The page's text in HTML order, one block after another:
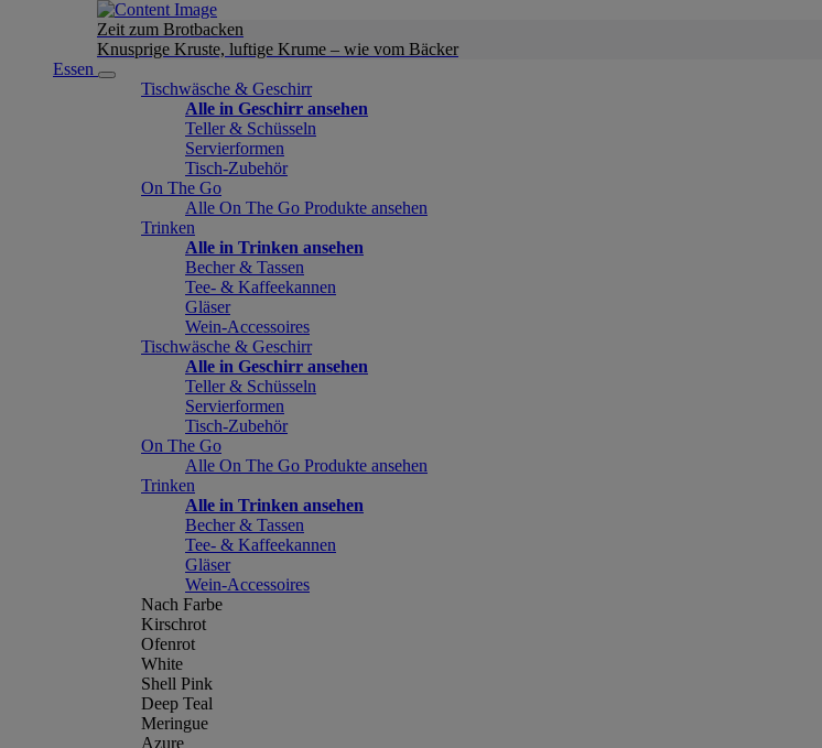
Zeit zum Brotbacken
Knusprige Kruste, luftige Krume – wie vom Bäcker
Essen
Tischwäsche & Geschirr
Alle in Geschirr ansehen
Teller & Schüsseln
Servierformen
Tisch-Zubehör
On The Go
Alle On The Go Produkte ansehen
Trinken
Alle in Trinken ansehen
Becher & Tassen
Tee- & Kaffeekannen
Gläser
Wein-Accessoires
Tischwäsche & Geschirr
Alle in Geschirr ansehen
Teller & Schüsseln
Servierformen
Tisch-Zubehör
On The Go
Alle On The Go Produkte ansehen
Trinken
Alle in Trinken ansehen
Becher & Tassen
Tee- & Kaffeekannen
Gläser
Wein-Accessoires
Nach Farbe
Kirschrot
Ofenrot
White
Shell Pink
Deep Teal
Meringue
Azure